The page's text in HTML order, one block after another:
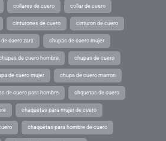
collares de cuero collar de cuero
cinturones de cuero cinturon de cuero
cuero zara chupas de cuero mujer
de cuero hombre chupas de cuero
de cuero mujer chupa de cuero marron
de cuero para hombre chquetas de cuero
chaquetas para mujer de cuero
chaquetas para hombre de cuero